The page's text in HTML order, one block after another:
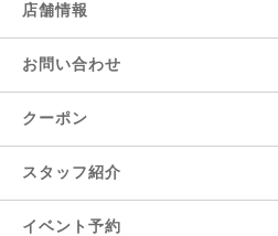
店舗情報
お問い合わせ
クーポン
スタッフ紹介
イベント予約